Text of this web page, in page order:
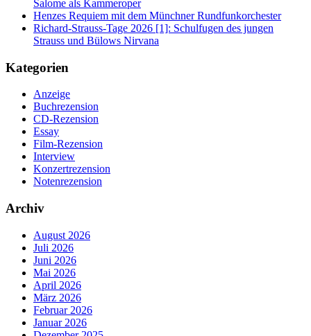
Salome als Kammeroper
Henzes Requiem mit dem Münchner Rundfunkorchester
Richard-Strauss-Tage 2026 [1]: Schulfugen des jungen
Strauss und Bülows Nirvana
Kategorien
Anzeige
Buchrezension
CD-Rezension
Essay
Film-Rezension
Interview
Konzertrezension
Notenrezension
Archiv
August 2026
Juli 2026
Juni 2026
Mai 2026
April 2026
März 2026
Februar 2026
Januar 2026